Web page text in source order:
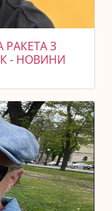
РАКЕТА З
- НОВИНИ